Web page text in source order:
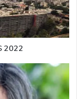
2022